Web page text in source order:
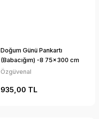
Doğum Günü Pankartı
(Babacığım) -8 75x300 cm
Özgüvenal
935,00 TL